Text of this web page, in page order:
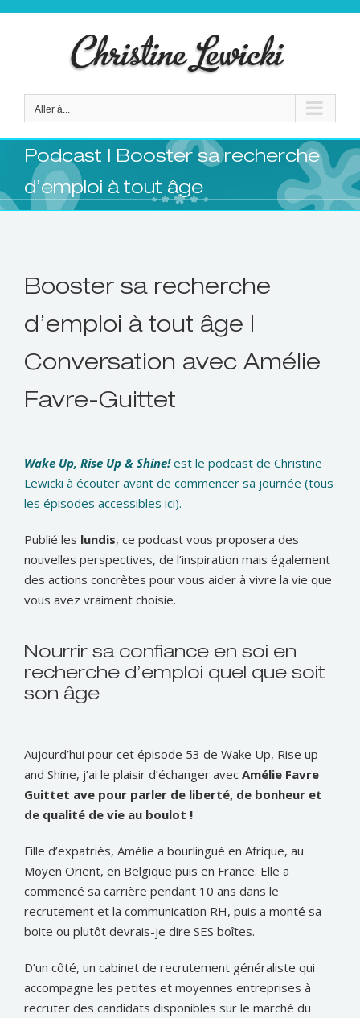
Aller à...
Podcast | Booster sa recherche
d’emploi à tout âge
Booster sa recherche
d’emploi à tout âge |
Conversation avec Amélie
Favre-Guittet
Wake Up, Rise Up & Shine!est le podcast de Christine
Lewicki à écouter avant de commencer sa journée (tous
les épisodes accessibles ici).
Publié les lundis, ce podcast vous proposera des
nouvelles perspectives, de l’inspiration mais également
des actions concrètes pour vous aider à vivre la vie que
vous avez vraiment choisie.
Nourrir sa confiance en soi en
recherche d’emploi quel que soit
son âge
Aujourd’hui pour cet épisode 53 de Wake Up, Rise up
and Shine, j’ai le plaisir d’échanger avec Amélie Favre
Guittet ave pour parler de liberté, de bonheur et
de qualité de vie au boulot !
Fille d’expatriés, Amélie a bourlingué en Afrique, au
Moyen Orient, en Belgique puis en France. Elle a
commencé sa carrière pendant 10 ans dans le
recrutement et la communication RH, puis a monté sa
boite ou plutôt devrais-je dire SES boîtes.
D’un côté, un cabinet de recrutement généraliste qui
accompagne les petites et moyennes entreprises à
recruter des candidats disponibles sur le marché du